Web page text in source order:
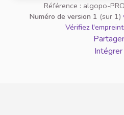
Référence : algopo-
Numéro de version 1 (sur 1)
Vérifiez
Partager
Intégrer